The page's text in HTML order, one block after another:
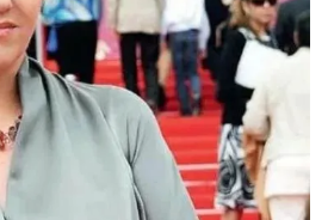
чем первичная
меньшую проблему
операции носа после
травм, так называемого
случаях потребуется
операция и хирург
который